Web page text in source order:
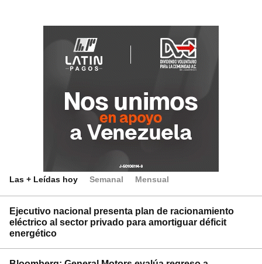
Las + Leídas hoy Semanal Mensual
Ejecutivo nacional presenta plan de racionamiento
eléctrico al sector privado para amortiguar déficit
energético